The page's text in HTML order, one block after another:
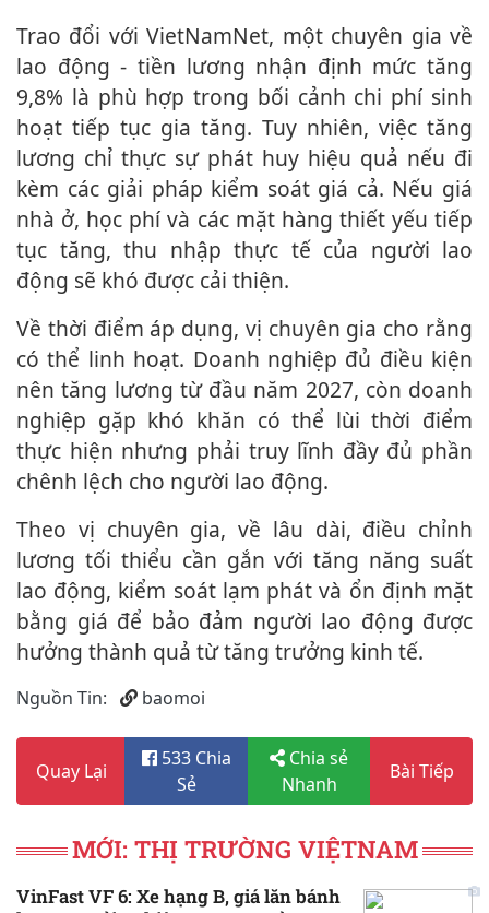
Trao đổi với VietNamNet, một chuyên gia về
lao động - tiền lương nhận định mức tăng
9,8% là phù hợp trong bối cảnh chi phí sinh
hoạt tiếp tục gia tăng. Tuy nhiên, việc tăng
lương chỉ thực sự phát huy hiệu quả nếu đi
kèm các giải pháp kiểm soát giá cả. Nếu giá
nhà ở, học phí và các mặt hàng thiết yếu tiếp
tục tăng, thu nhập thực tế của người lao
động sẽ khó được cải thiện.
Về thời điểm áp dụng, vị chuyên gia cho rằng
có thể linh hoạt. Doanh nghiệp đủ điều kiện
nên tăng lương từ đầu năm 2027, còn doanh
nghiệp gặp khó khăn có thể lùi thời điểm
thực hiện nhưng phải truy lĩnh đầy đủ phần
chênh lệch cho người lao động.
Theo vị chuyên gia, về lâu dài, điều chỉnh
lương tối thiểu cần gắn với tăng năng suất
lao động, kiểm soát lạm phát và ổn định mặt
bằng giá để bảo đảm người lao động được
hưởng thành quả từ tăng trưởng kinh tế.
Nguồn Tin: baomoi
Quay Lại
533 Chia
Sẻ
Chia sẻ
Nhanh
Bài Tiếp
MỚI: THỊ TRƯỜNG VIỆTNAM
VinFast VF 6: Xe hạng B, giá lăn bánh